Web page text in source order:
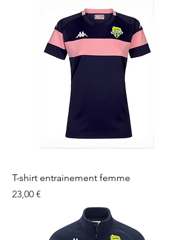
T-shirt entrainement femme
Prix
23,00 €